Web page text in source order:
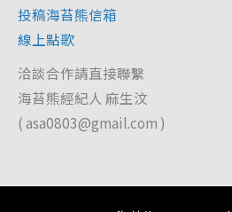
投稿海苔熊信箱
線上點歌
洽談合作請直接聯繫
海苔熊經紀人 麻生汶
(asa0803@gmail.com )